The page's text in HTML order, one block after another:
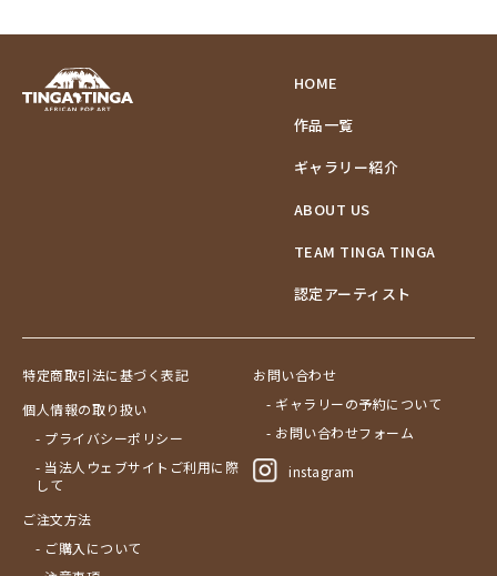
HOME
作品一覧
ギャラリー紹介
ABOUT US
TEAM TINGA TINGA
認定アーティスト
特定商取引法に基づく表記
個人情報の取り扱い
- プライバシーポリシー
- 当法人ウェブサイトご利用に際
して
ご注文方法
- ご購入について
お問い合わせ
- ギャラリーの予約について
- お問い合わせフォーム
instagram